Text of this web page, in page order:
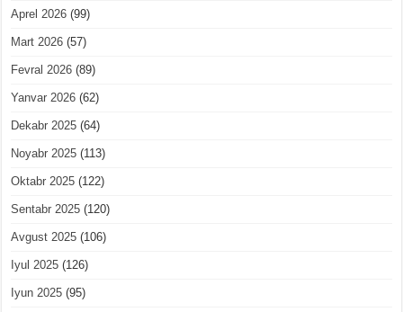
Aprel 2026 (99)
Mart 2026 (57)
Fevral 2026 (89)
Yanvar 2026 (62)
Dekabr 2025 (64)
Noyabr 2025 (113)
Oktabr 2025 (122)
Sentabr 2025 (120)
Avgust 2025 (106)
Iyul 2025 (126)
Iyun 2025 (95)